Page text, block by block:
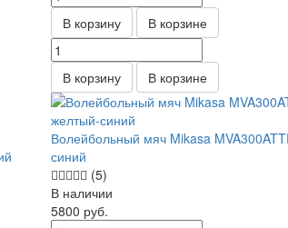
В корзину В корзине
В корзину В корзине
Волейбольный мяч Mikasa
синий
(5)
В наличии
5800 руб.